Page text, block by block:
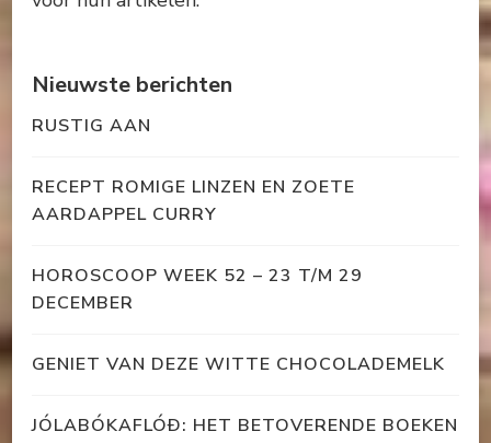
Nieuwste berichten
RUSTIG AAN
RECEPT ROMIGE LINZEN EN ZOETE
AARDAPPEL CURRY
HOROSCOOP WEEK 52 – 23 T/M 29
DECEMBER
GENIET VAN DEZE WITTE CHOCOLADEMELK
JÓLABÓKAFLÓÐ: HET BETOVERENDE BOEKEN